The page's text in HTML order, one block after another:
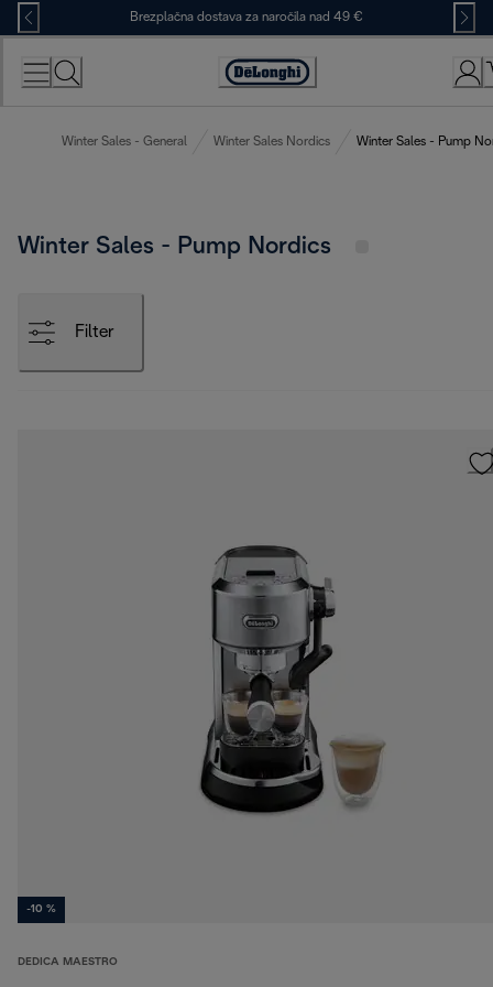
Skip
to
Content
Brezplačna dostava za naročila nad 49 €
Accessibility
Winter Sales - General Winter Sales Nordics Winter Sales - Pump
Winter Sales - Pump Nordics
Filter
-10 %
DEDICA MAESTRO